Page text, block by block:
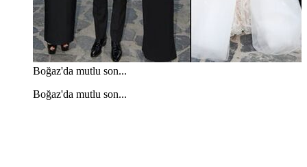
Boğaz'da mutlu son...
Boğaz'da mutlu son...